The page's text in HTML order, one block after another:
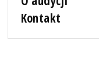
Kontakt